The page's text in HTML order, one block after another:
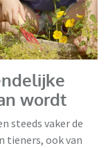
VidaXL
wordt
steeds vaker de
tieners, ook van